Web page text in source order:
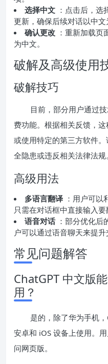
选择中文 ：点击后，选
更新，确保后续对话以中文
确认更改 ：重新加载
为中文。
破解及高级使用
破解技巧
目前，部分用户通过
费功能。根据相关反馈，
或使用特定的第三方软件
全隐患或违反相关法律法规。
高级用法
多语言翻译 ：用户可以
只需在对话框中直接输入要
语音对话 ：部分优化
户可以通过语音聊天来提升
常见问题解答
ChatGPT 中文版
用？
是的，除了华为手机
安卓和 iOS 设备上使用。
问网页版。